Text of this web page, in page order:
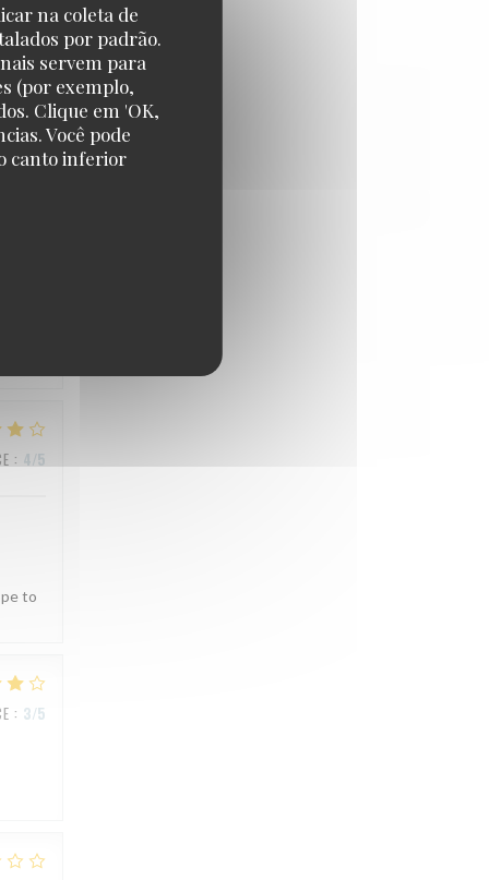
na coleta de
por padrão.
servem para
(por exemplo,
Clique em 'OK,
Você pode
canto inferior
: 5 /5
: 4/5
to
: 3/5